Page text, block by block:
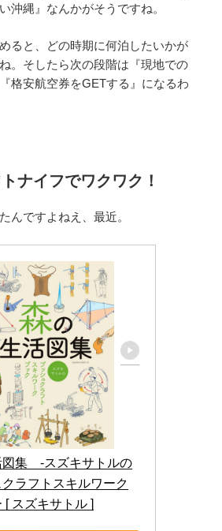
沖縄』なんかがそうですね。
ると、どの時期に何泊したいかが
。そしたら次の段階は『現地での
格安航空券をGETする』になるわ
ナイフでワクワク！
んですよねえ、最近。
集　-スズキサトルの
ラフトスキルワーク
[ スズキサトル ]